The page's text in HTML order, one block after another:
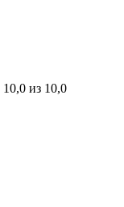
10,0 из 10,0